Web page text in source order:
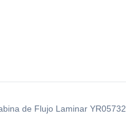
de Flujo Laminar YR05732